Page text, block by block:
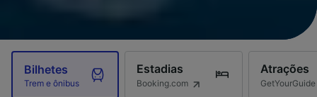
Bilhetes
Trem e ônibus
Estadias
Booking.com
Atrações
GetYourGuide